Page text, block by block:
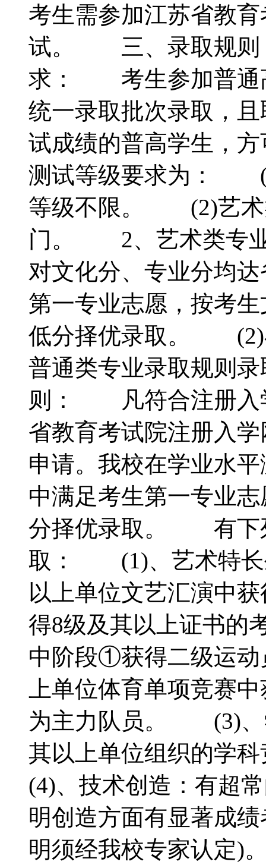
考生需参加江苏省教
试。 三、录取规则
求： 考生参加普通
统一录取批次录取，
试成绩的普高学生，
测试等级要求为：
等级不限。 (2)艺术
门。 2、艺术类专
对文化分、专业分均
第一专业志愿，按考
低分择优录取。 (2)
普通类专业录取规则
则： 凡符合注册入
省教育考试院注册入
申请。我校在学业水
中满足考生第一专业
分择优录取。 有下
取： (1)、艺术特长
以上单位文艺汇演中
得8级及其以上证书
中阶段①获得二级运
上单位体育单项竞赛
为主力队员。 (3)、
其以上单位组织的
(4)、技术创造：有超
明创造方面有显著成
明须经我校专家认定